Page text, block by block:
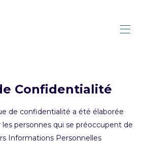
les propriétés
recommandations
SERVICES
CONTACT US
TO SELL
Confidentialité
de confidentialité a été élaborée
personnes qui se préoccupent de
Informations Personnelles